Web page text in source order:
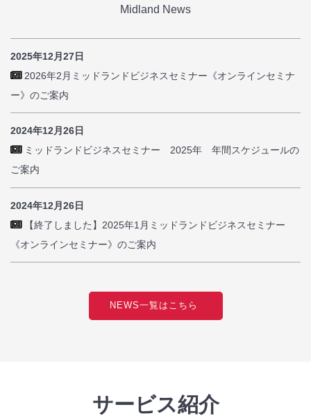
Midland News
2025年12月27日
2026年2月ミッドランドビジネスセミナー《オンラインセミナ
ー》のご案内
2024年12月26日
ミッドランドビジネスセミナー 2025年 年間スケジュールの
ご案内
2024年12月26日
【終了しました】2025年1月ミッドランドビジネスセミナー
《オンラインセミナー》のご案内
NEWS一覧はこちら
サービス紹介